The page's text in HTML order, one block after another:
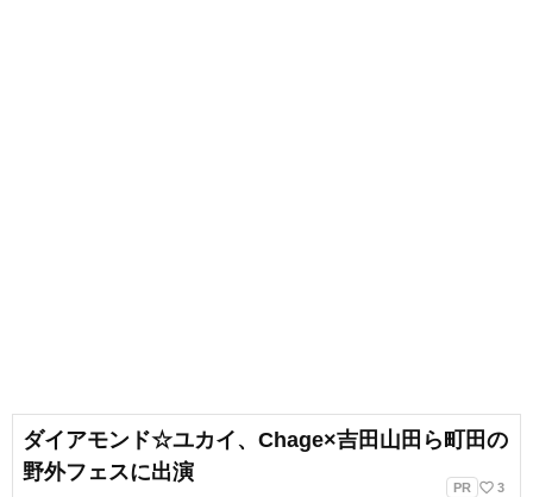
ダイアモンド☆ユカイ、Chage×吉田山田ら町田の
野外フェスに出演
PR favorite_border 3